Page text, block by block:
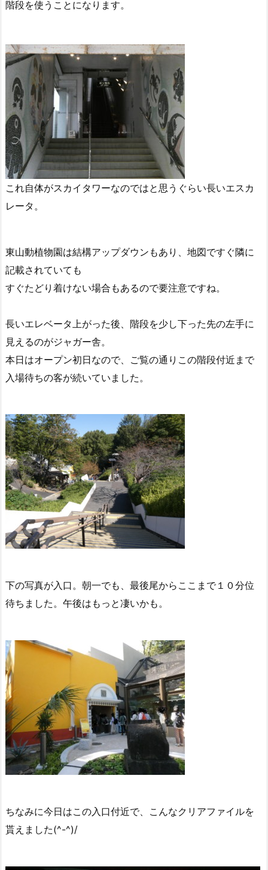
階段を使うことになります。
これ自体がスカイタワーなのではと思うぐらい長いエスカ
レータ。
東山動植物園は結構アップダウンもあり、地図ですぐ隣に
記載されていても
すぐたどり着けない場合もあるので要注意ですね。
長いエレベータ上がった後、階段を少し下った先の左手に
見えるのがジャガー舎。
本日はオープン初日なので、ご覧の通りこの階段付近まで
入場待ちの客が続いていました。
下の写真が入口。朝一でも、最後尾からここまで１０分位
待ちました。午後はもっと凄いかも。
ちなみに今日はこの入口付近で、こんなクリアファイルを
貰えました(^-^)/